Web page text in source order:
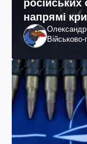
напрямі
вдалося